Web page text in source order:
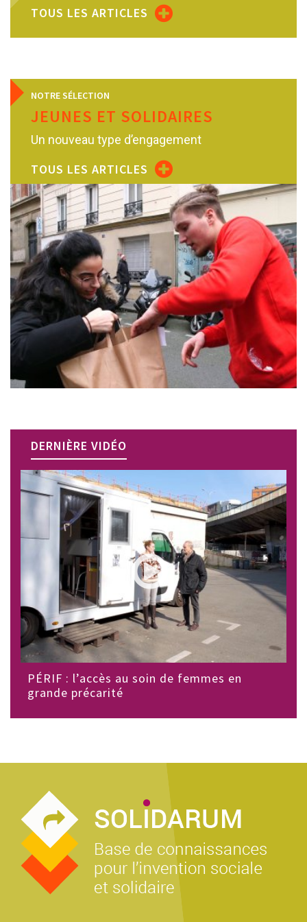
TOUS LES ARTICLES
NOTRE SÉLECTION
JEUNES ET SOLIDAIRES
Un nouveau type d’engagement
TOUS LES ARTICLES
DERNIÈRE VIDÉO
PÉRIF : l’accès au soin de femmes en
grande précarité